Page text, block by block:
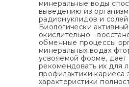
минеральные воды
выведению из
радионуклидов и
Биологически
окислительно -
обменные процессы
минеральных водах
усвояемой форме, дает
рекомендовать их для
профилактики кариеса
характеристики